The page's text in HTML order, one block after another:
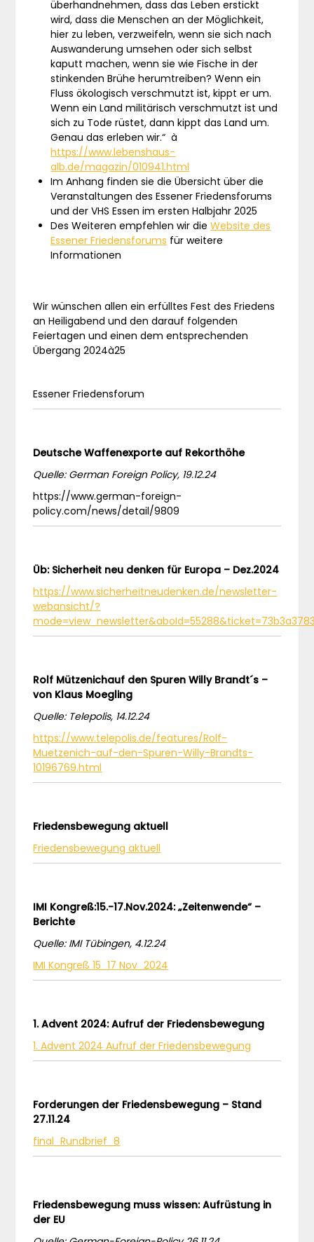
überhandnehmen, dass das Leben erstickt
wird, dass die Menschen an der Möglichkeit,
hier zu leben, verzweifeln, wenn sie sich nach
Auswanderung umsehen oder sich selbst
kaputt machen, wenn sie wie Fische in der
stinkenden Brühe herumtreiben? Wenn ein
Fluss ökologisch verschmutzt ist, kippt er um.
Wenn ein Land militärisch verschmutzt ist und
sich zu Tode rüstet, dann kippt das Land um.
Genau das erleben wir.“ à
https://www.lebenshaus-
alb.de/magazin/010941.html
Im Anhang finden sie die Übersicht über die
Veranstaltungen des Essener Friedensforums
und der VHS Essen im ersten Halbjahr 2025
Des Weiteren empfehlen wir dieWebsite des
Essener Friedensforums für weitere
Informationen
Wir wünschen allen ein erfülltes Fest des Friedens
an Heiligabend und den darauf folgenden
Feiertagen und einen dem entsprechenden
Übergang 2024à25
Essener Friedensforum
Deutsche Waffenexporte auf Rekorthöhe
Quelle: German Foreign Policy, 19.12.24
https://www.german-foreign-
policy.com/news/detail/9809
Üb: Sicherheit neu denken für Europa – Dez.2024
https://www.sicherheitneudenken.de/newsletter-
webansicht/?
Rolf Mützenichauf den Spuren Willy Brandt´s –
von Klaus Moegling
Quelle: Telepolis, 14.12.24
https://www.telepolis.de/features/Rolf-
Muetzenich-auf-den-Spuren-Willy-Brandts-
10196769.html
Friedensbewegung aktuell
Friedensbewegung aktuell
IMI Kongreß:15.-17.Nov.2024: „Zeitenwende“ –
Berichte
Quelle: IMI Tübingen, 4.12.24
IMI Kongreß 15_17 Nov_2024
1. Advent 2024: Aufruf der Friedensbewegung
1. Advent 2024 Aufruf der Friedensbewegung
Forderungen der Friedensbewegung – Stand
27.11.24
final_Rundbrief_8
Friedensbewegung muss wissen: Aufrüstung in
der EU